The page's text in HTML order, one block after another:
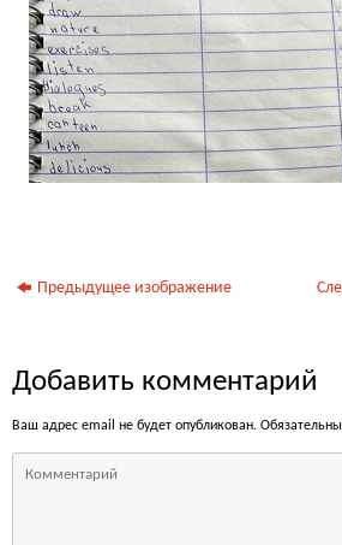
Предыдущее изображение
Добавить комментарий
Ваш адрес email не будет опубликован.